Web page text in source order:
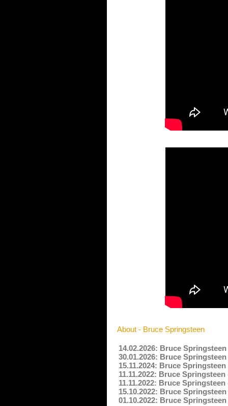
About - Bruce Springsteen
14.02.2026: Bruce
30.01.2026: Bruce
15.11.2024: Bruce
11.11.2022: Bruce
11.11.2022: Bruce
15.10.2022: Bruce
01.10.2022: Bruce